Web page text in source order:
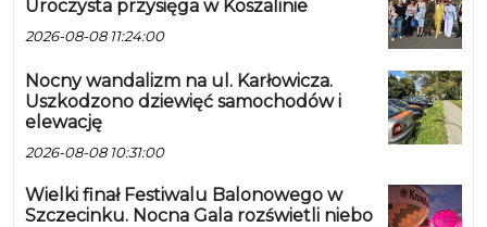
Uroczysta przysięga w Koszalinie
2026-08-08 11:24:00
Nocny wandalizm na ul. Karłowicza.
Uszkodzono dziewięć samochodów i
elewację
2026-08-08 10:31:00
Wielki finał Festiwalu Balonowego w
Szczecinku. Nocna Gala rozświetli niebo